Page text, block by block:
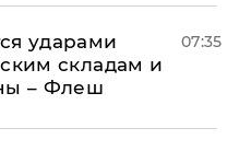
ударами
складам и
– Флеш
07:35